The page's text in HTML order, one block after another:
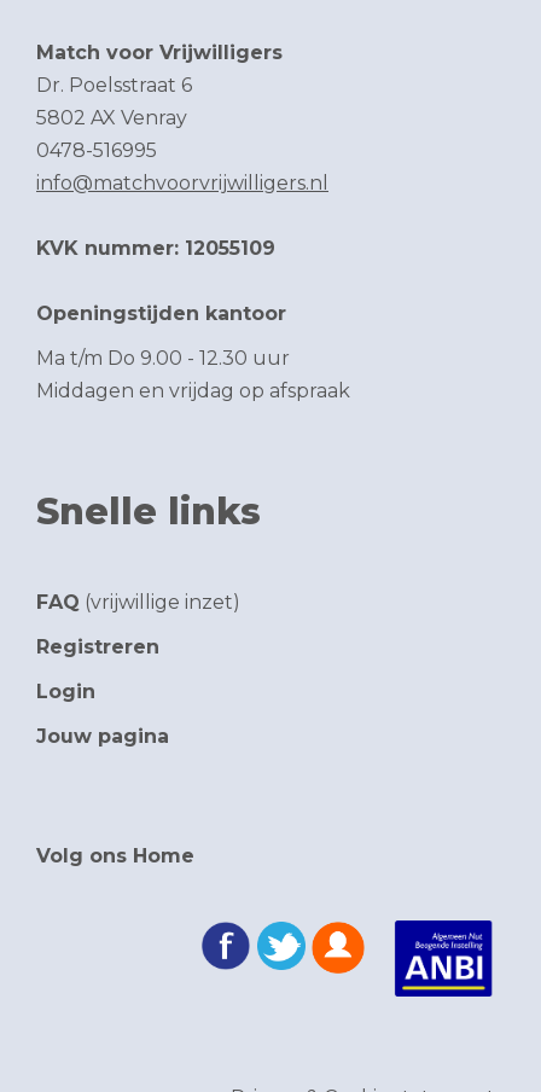
Match voor Vrijwilligers
Dr. Poelsstraat 6
5802 AX Venray
0478-516995
info@matchvoorvrijwilligers.nl
KVK nummer: 12055109
Openingstijden kantoor
Ma t/m Do 9.00 - 12.30 uur
Middagen en vrijdag op afspraak
Snelle links
FAQ (vrijwillige inzet)
Registreren
Login
Jouw pagina
Volg ons Home